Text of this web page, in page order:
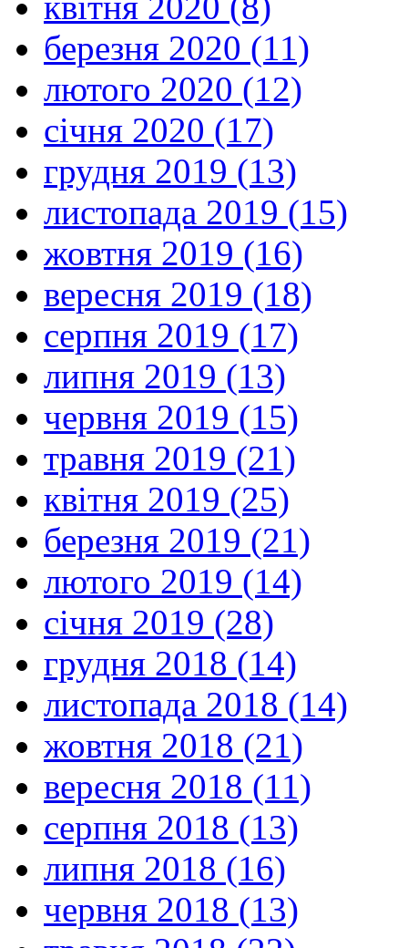
березня 2020 (11)
лютого 2020 (12)
січня 2020 (17)
грудня 2019 (13)
листопада 2019 (15)
жовтня 2019 (16)
вересня 2019 (18)
серпня 2019 (17)
липня 2019 (13)
червня 2019 (15)
травня 2019 (21)
квітня 2019 (25)
березня 2019 (21)
лютого 2019 (14)
січня 2019 (28)
грудня 2018 (14)
листопада 2018 (14)
жовтня 2018 (21)
вересня 2018 (11)
серпня 2018 (13)
липня 2018 (16)
червня 2018 (13)